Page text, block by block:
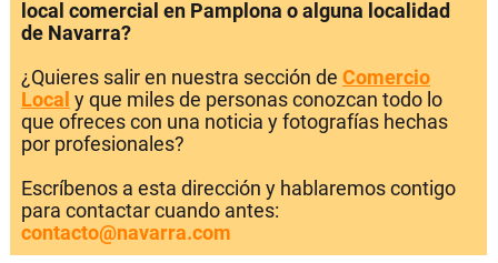
local comercial en Pamplona o alguna localidad
de Navarra?
¿Quieres salir en nuestra sección de Comercio
Local y que miles de personas conozcan todo lo
que ofreces con una noticia y fotografías hechas
por profesionales?
Escríbenos a esta dirección y hablaremos contigo
para contactar cuando antes:
contacto@navarra.com